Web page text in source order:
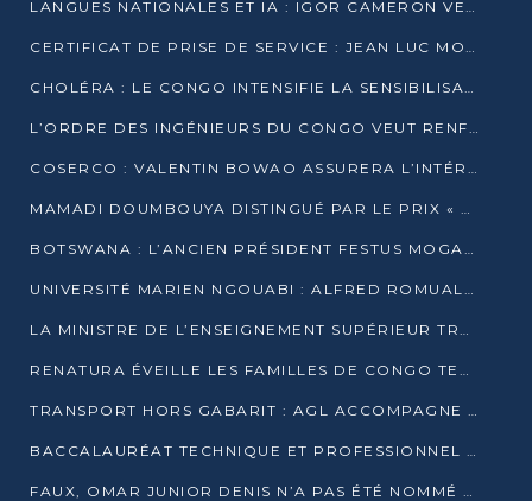
LANGUES NATIONALES ET IA : IGOR CAMERON VEUT ARRIMER LA STRATÉGIE IA À LA LOI SUR LA RECHERCHE
CERTIFICAT DE PRISE DE SERVICE : JEAN LUC MOUTHOU DÉMENT UNE « FAKE NEWS »
CHOLÉRA : LE CONGO INTENSIFIE LA SENSIBILISATION AU MARCHÉ DE TALANGAÏ
L’ORDRE DES INGÉNIEURS DU CONGO VEUT RENFORCER L’ÉTHIQUE ET LA CRÉDIBILITÉ DE LA PROFESSION
COSERCO : VALENTIN BOWAO ASSURERA L’INTÉRIM À LA TÊTE DU BUREAU EXÉCUTIF NATIONAL
MAMADI DOUMBOUYA DISTINGUÉ PAR LE PRIX « SUPER GRAND BÂTISSEUR BABACAR N’DIAYE »
BOTSWANA : L’ANCIEN PRÉSIDENT FESTUS MOGAE EST MORT À 86 ANS
UNIVERSITÉ MARIEN NGOUABI : ALFRED ROMUALD NGUYA POATY SOUTIENT UNE THÈSE SUR LE PARADOXE DE LA CROISSANCE EN ZONE CEMAC
LA MINISTRE DE L’ENSEIGNEMENT SUPÉRIEUR TRACE SA FEUILLE DE ROUTE
RENATURA ÉVEILLE LES FAMILLES DE CONGO TERMINAL À LA PROTECTION DE L’ENVIRONNEMENT
TRANSPORT HORS GABARIT : AGL ACCOMPAGNE LE DÉVELOPPEMENT DU SECTEUR BRASSICOLE AU CONGO
BACCALAURÉAT TECHNIQUE ET PROFESSIONNEL : 16 352 CANDIDATS LANCÉS DANS LES ÉPREUVES D’EPS
FAUX, OMAR JUNIOR DENIS N’A PAS ÉTÉ NOMMÉ AIDE DE CAMP ADJOINT DE DENIS SASSOU NGUESSO